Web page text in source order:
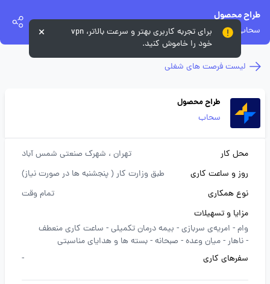
طراح محصول
سحاب
لیست فرصت های شغلی
طراح محصول
سحاب
محل کار تهران ، شهرک صنعتی شمس آباد
روز و ساعت کاری
طبق وزارت کار ( پنجشنبه ها در صورت نیاز)
نوع همکاری
تمام وقت
مزایا و تسهیلات
وام - امریه‌ی سربازی - بیمه درمان تکمیلی - ساعت کاری منعطف
-ناهار -میان وعده - صبحانه -بسته ها و هدایای مناسبتی
سفرهای کاری
-
برای تجربه کاربری بهتر و سرعت بالاتر، vpn
خود را خاموش کنید.